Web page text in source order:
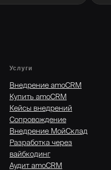
Услуги
Внедрение amoCRM
Купить amoCRM
Кейсы внедрений
Сопровождение
Внедрение МойСклад
Разработка через
вайбкодинг
Аудит amoCRM